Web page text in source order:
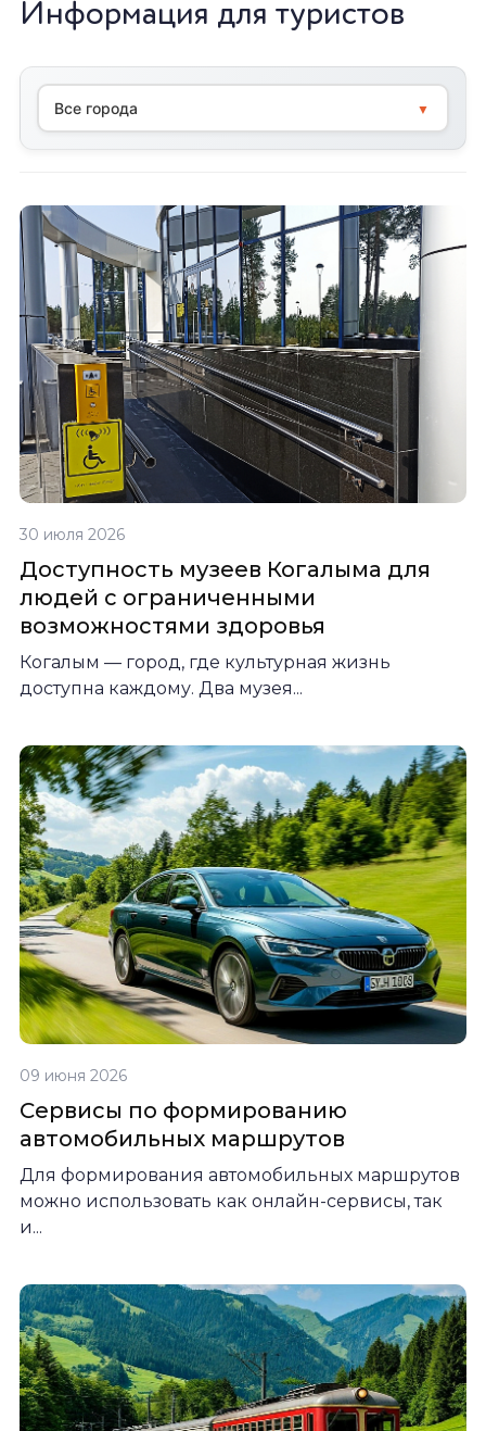
Информация для туристов
30 июля 2026
Доступность музеев Когалыма для
людей с ограниченными
возможностями здоровья
Когалым — город, где культурная жизнь
доступна каждому. Два музея...
09 июня 2026
Сервисы по формированию
автомобильных маршрутов
Для формирования автомобильных маршрутов
можно использовать как онлайн-сервисы, так
и...